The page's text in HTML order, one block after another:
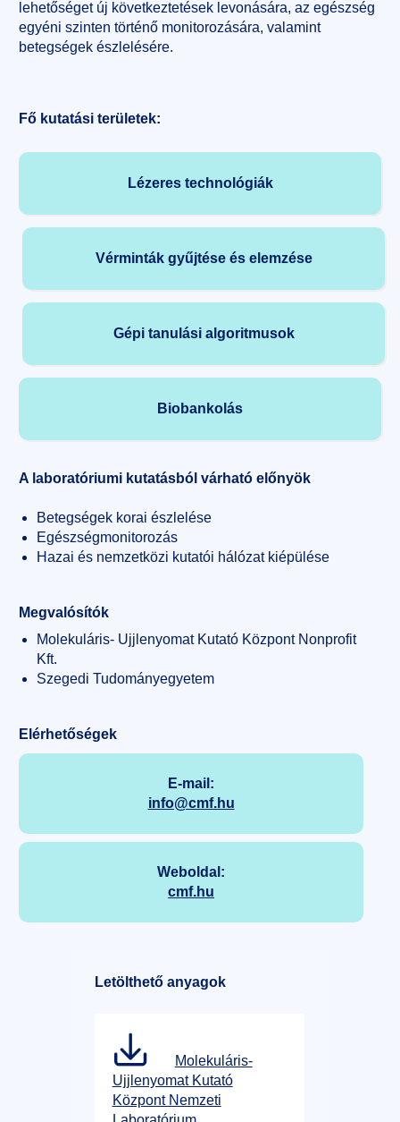
lehetőséget új következtetések levonására, az egészség
egyéni szinten történő monitorozására, valamint
betegségek észlelésére.
Fő kutatási területek:
Lézeres technológiák
Vérminták gyűjtése és elemzése
Gépi tanulási algoritmusok
Biobankolás
A laboratóriumi kutatásból várható előnyök
Betegségek korai észlelése
Egészségmonitorozás
Hazai és nemzetközi kutatói hálózat kiépülése
Megvalósítók
Molekuláris- Ujjlenyomat Kutató Központ Nonprofit
Kft.
Szegedi Tudományegyetem
Elérhetőségek
E-mail:
info@cmf.hu
Weboldal:
cmf.hu
Letölthető anyagok
Molekuláris-
Ujjlenyomat Kutató
Központ Nemzeti